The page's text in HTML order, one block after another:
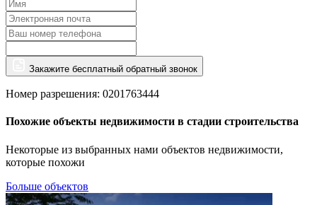
Закажите бесплатный обратный звонок
Номер разрешения: 0201763444
Похожие объекты недвижимости в стадии строительства
Некоторые из выбранных нами объектов недвижимости,
которые похожи
Больше объектов